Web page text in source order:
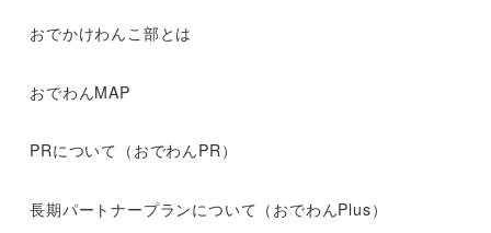
おでかけわんこ部とは
おでわんMAP
PRについて（おでわんPR）
長期パートナープランについて（おでわんPlus）